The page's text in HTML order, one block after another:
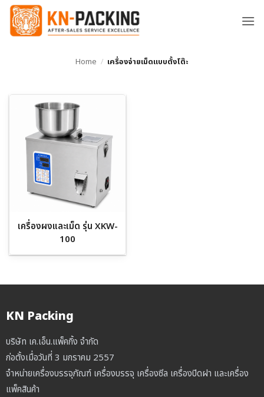
ข้าม
ยัง
Home / เครื่องจ่ายเม็ดแบบตั้งโต๊ะ
เครื่องผงและเม็ด รุ่น XKW-
100
KN Packing
บริษัท เค.เอ็น.แพ็คกิ้ง จำกัด
ก่อตั้งเมื่อวันที่ 3 มกราคม 2557
จำหน่ายเครื่องบรรจุภัณฑ์ เครื่องบรรจุ เครื่องซีล เครื่องปิดฝา และเครื่อง
แพ็คสินค้า